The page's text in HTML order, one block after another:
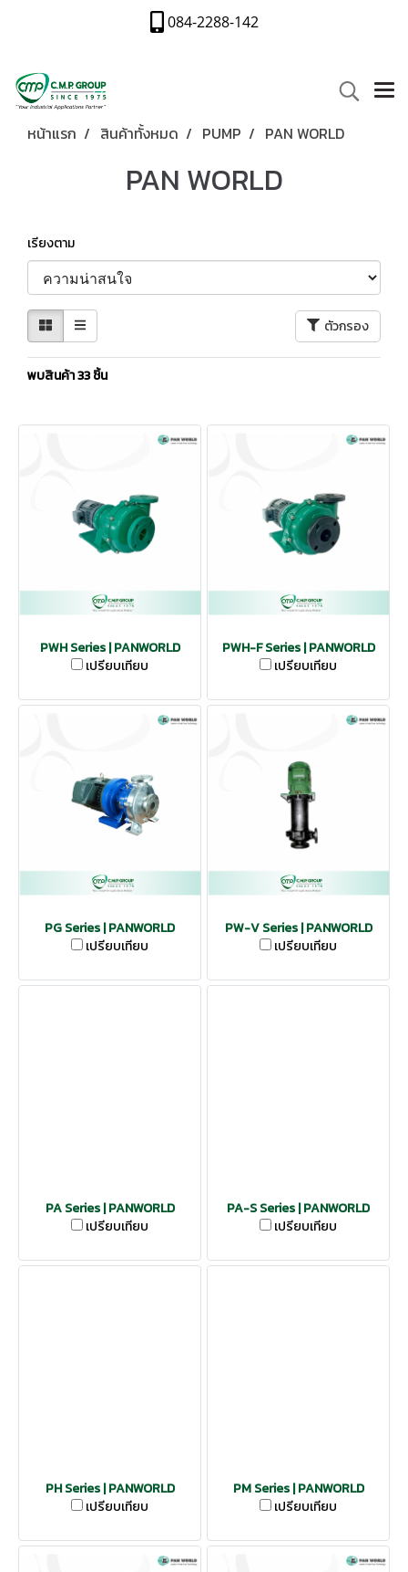
084-2288-142
หน้าแรก สินค้าทั้งหมด PUMP PAN WORLD
PAN WORLD
เรียงตาม
ตัวกรอง
พบสินค้า 33 ชิ้น
PWH Series | PANWORLD
เปรียบเทียบ
PWH-F Series | PANWORLD
เปรียบเทียบ
PG Series | PANWORLD
เปรียบเทียบ
PW-V Series | PANWORLD
เปรียบเทียบ
PA Series | PANWORLD
เปรียบเทียบ
PA-S Series | PANWORLD
เปรียบเทียบ
PH Series | PANWORLD
เปรียบเทียบ
PM Series | PANWORLD
เปรียบเทียบ